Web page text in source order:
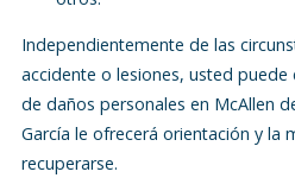
Independientemente de las
accidente o lesiones, usted
de daños personales en McAllen
García le ofrecerá orientación y la
recuperarse.